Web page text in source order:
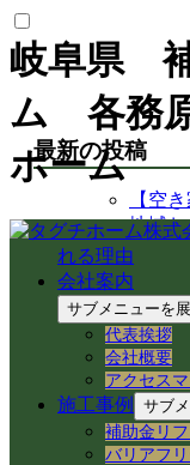
岐阜県
ム 各務
ホーム
れる理由
会社案内
サブメニューを
代表挨拶
会社概要
アクセス
施工事例
サブ
補助金リ
バリアフ
最新の投稿
【空
地域
援！
岐阜県
と境界
岐阜県
去前の
岐阜市
換！ア
岐阜県
者募集